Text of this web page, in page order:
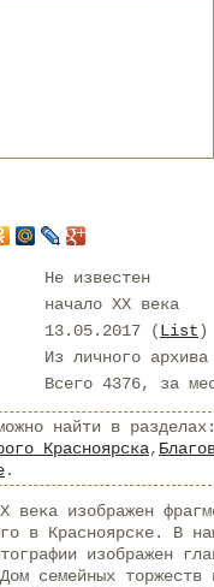
Не известен
начало XX века
13.05.2017 (List)
Из личного
Всего 4376, за
найти в
Красноярска,
.
века изображен
в Красноярске. В
изображен
Дом семейных